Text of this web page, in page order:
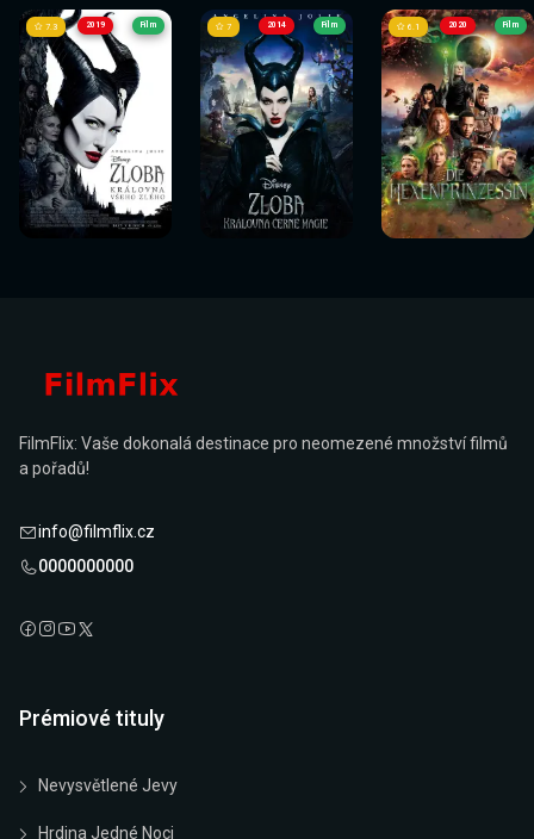
2019
Sledovat
nyní
7.3 Film
Sledovat
nyní
2014
Sledovat
nyní
7 Film
Sledovat
nyní
2020
Sledovat
nyní
6.1 Film
Sledovat
nyní
FilmFlix: Vaše dokonalá destinace pro neomezené množství filmů
a pořadů!
info@filmflix.cz
0000000000
Prémiové tituly
Nevysvětlené Jevy
Hrdina Jedné Noci